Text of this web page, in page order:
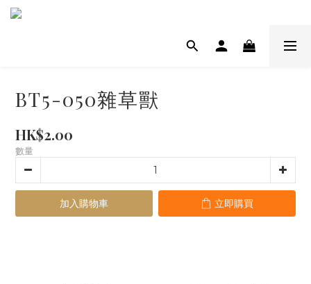
BT5-050雜草獸
HK$2.00
數量
加入購物車 立即購買